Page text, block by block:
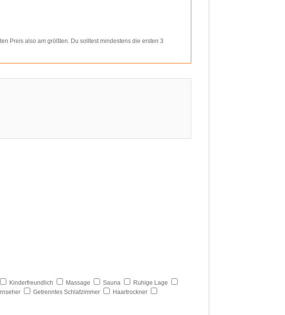
Preis also am größten. Du solltest mindestens die ersten 3
Kinderfreundlich Massage Sauna
Ruhige Lage
Getrenntes Schlafzimmer
Haartrockner